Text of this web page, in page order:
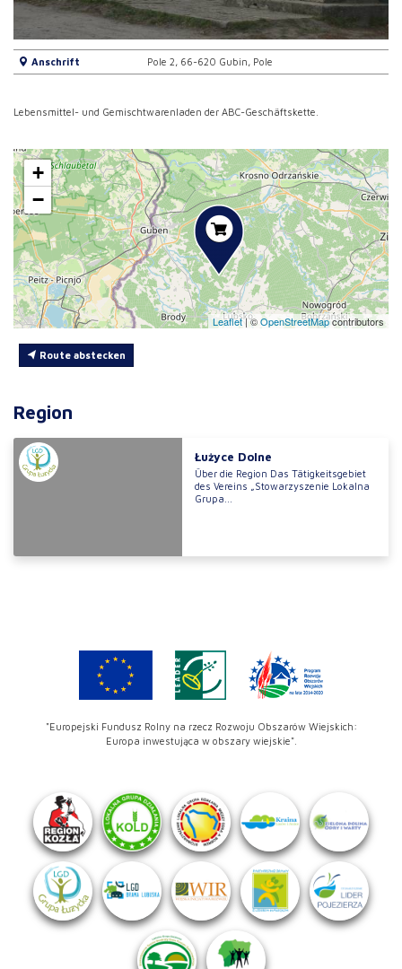
Anschrift Pole 2, 66-620 Gubin, Pole
Lebensmittel- und Gemischtwarenladen der ABC-Geschäftskette.
+
−
Leaflet|©OpenStreetMapcontributors
Route abstecken
Region
Łużyce Dolne
Über die Region Das Tätigkeitsgebiet
des Vereins „Stowarzyszenie Lokalna
Grupa...
"Europejski Fundusz Rolny na rzecz Rozwoju Obszarów Wiejskich:
Europa inwestująca w obszary wiejskie".